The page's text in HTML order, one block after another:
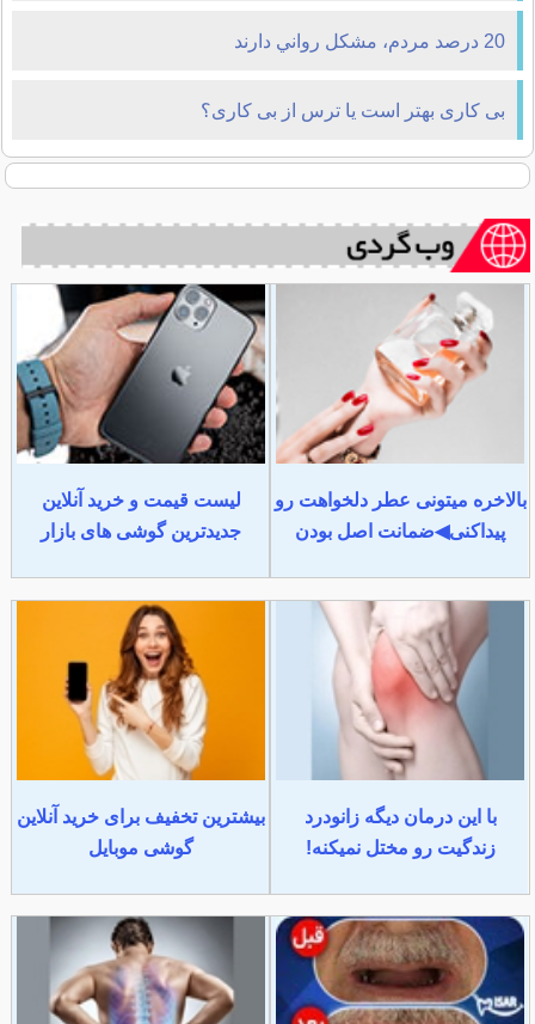
20 درصد مردم، مشکل رواني دارند
بی ‌کاری بهتر است یا ترس از بی‌ کاری؟
بالاخره میتونی عطر دلخواهت رو
پیداکنی◀ضمانت اصل بودن
لیست قیمت و خرید آنلاین
جدیدترین گوشی های بازار
با این درمان دیگه زانودرد
زندگیت رو مختل نمیکنه!
بیشترین تخفیف برای خرید آنلاین
گوشی موبایل